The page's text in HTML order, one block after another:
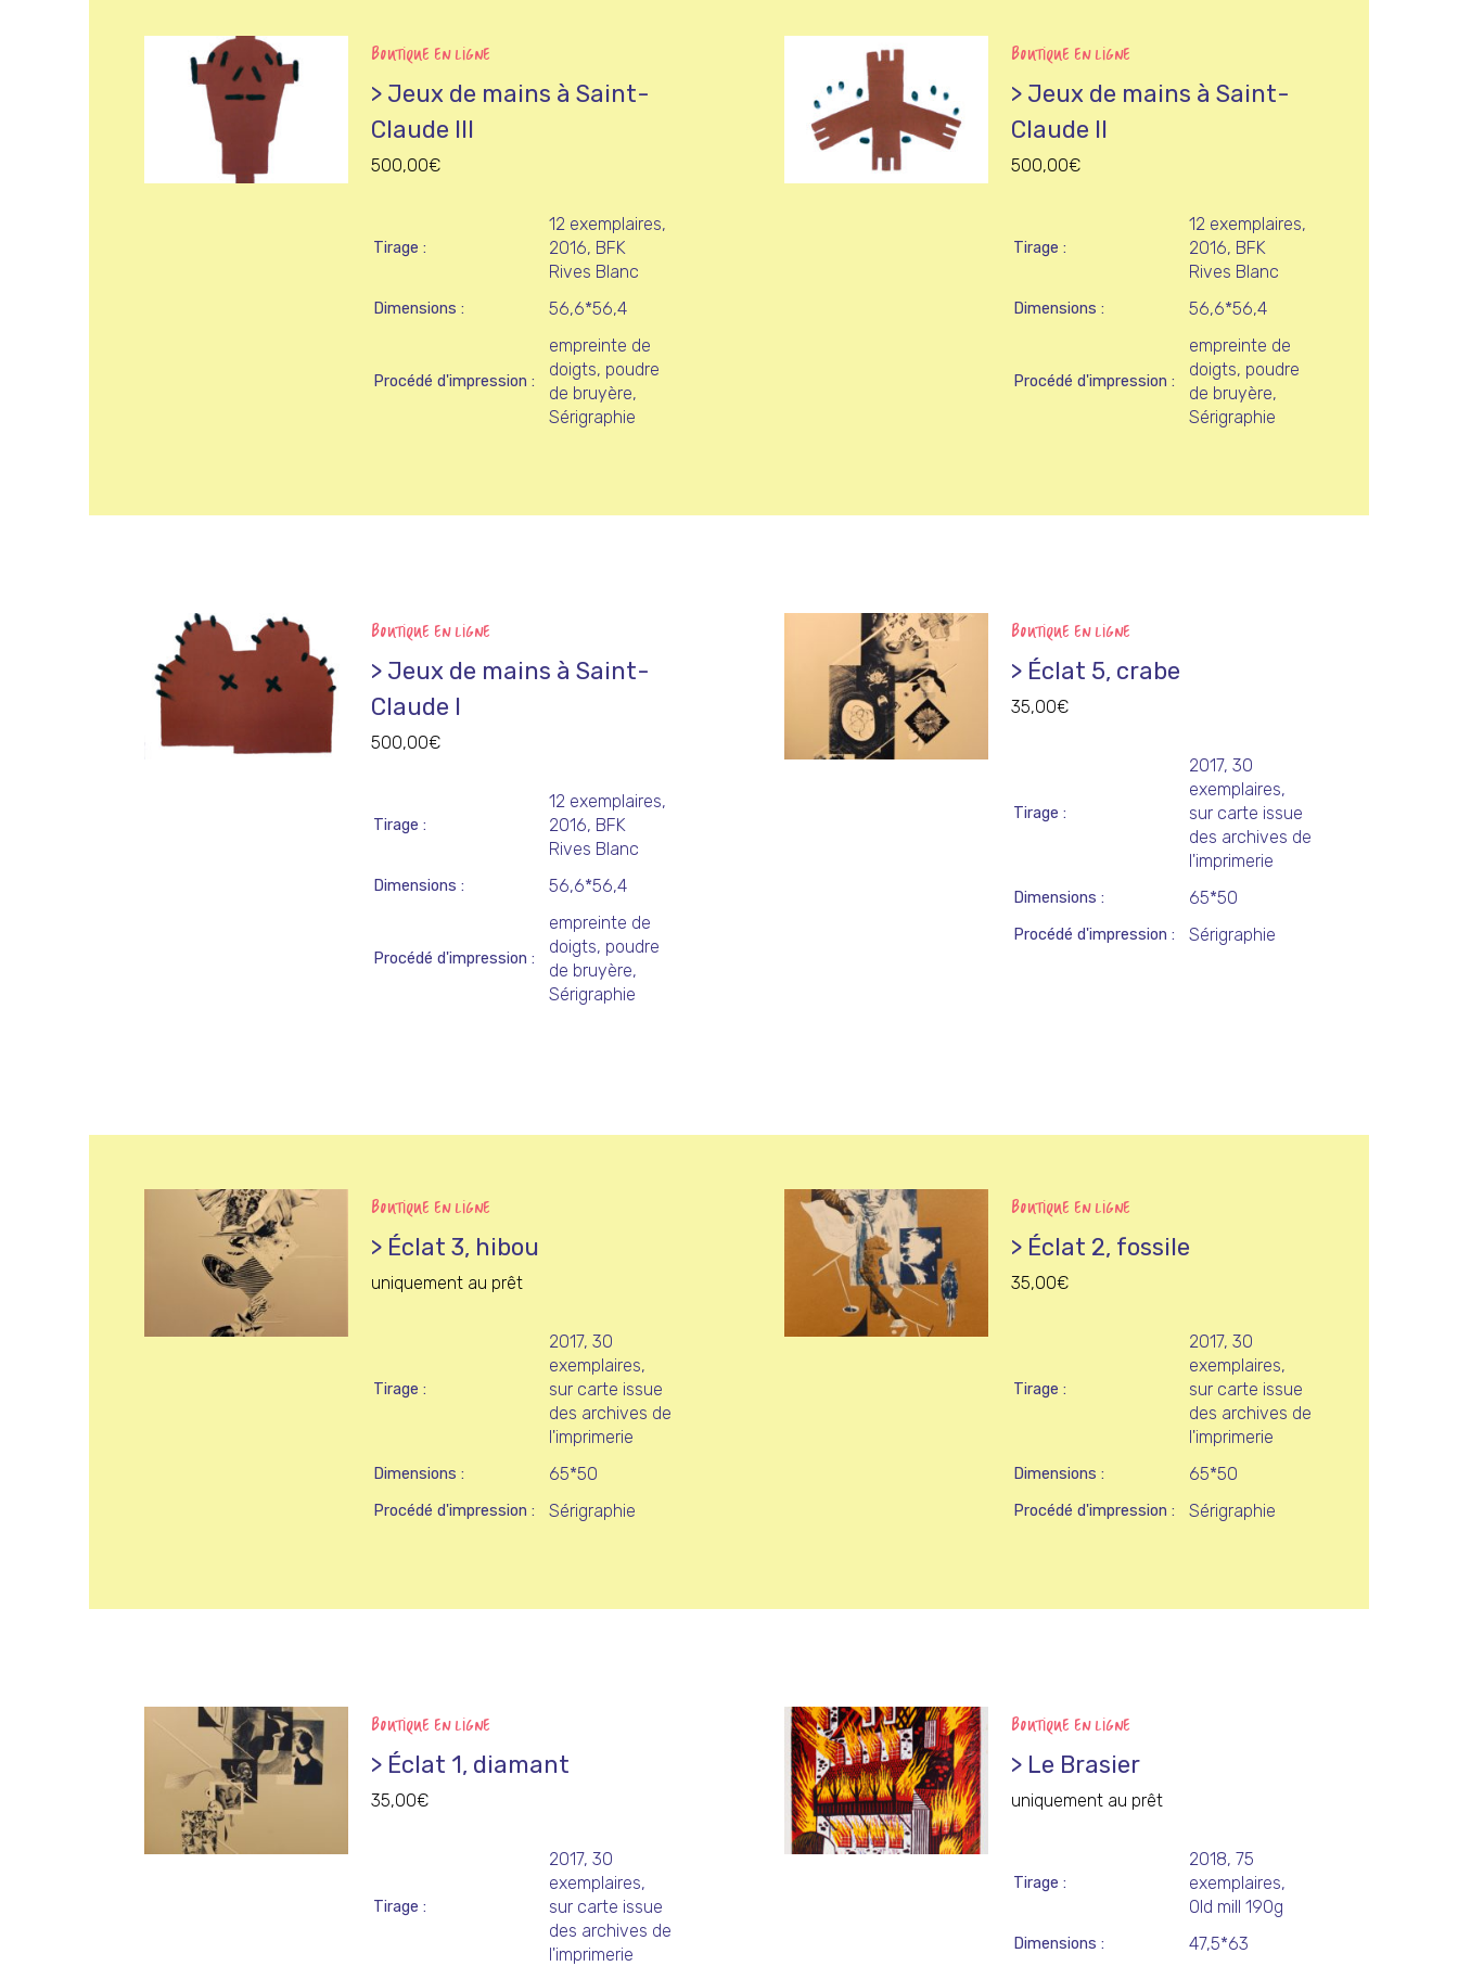
BOUTIQUE EN LIGNE
> Jeux de mains à Saint-
Claude III
500,00€
Tirage
12 exemplaires,
2016, BFK
Rives Blanc
Dimensions 56,6*56,4
Procédé d'impression
empreinte de
doigts, poudre
de bruyère,
Sérigraphie
BOUTIQUE EN LIGNE
> Jeux de mains à Saint-
Claude II
500,00€
Tirage
12 exemplaires,
2016, BFK
Rives Blanc
Dimensions 56,6*56,4
Procédé d'impression
empreinte de
doigts, poudre
de bruyère,
Sérigraphie
BOUTIQUE EN LIGNE
> Jeux de mains à Saint-
Claude I
500,00€
Tirage
12 exemplaires,
2016, BFK
Rives Blanc
Dimensions 56,6*56,4
Procédé d'impression
empreinte de
doigts, poudre
de bruyère,
Sérigraphie
BOUTIQUE EN LIGNE
> Éclat 5, crabe
35,00€
Tirage
2017, 30
exemplaires,
sur carte issue
des archives de
l'imprimerie
Dimensions 65*50
Procédé d'impression Sérigraphie
BOUTIQUE EN LIGNE
> Éclat 3, hibou
uniquement au prêt
Tirage
2017, 30
exemplaires,
sur carte issue
des archives de
l'imprimerie
Dimensions 65*50
Procédé d'impression Sérigraphie
BOUTIQUE EN LIGNE
> Éclat 2, fossile
35,00€
Tirage
2017, 30
exemplaires,
sur carte issue
des archives de
l'imprimerie
Dimensions 65*50
Procédé d'impression Sérigraphie
BOUTIQUE EN LIGNE
> Éclat 1, diamant
35,00€
Tirage
2017, 30
exemplaires,
sur carte issue
des archives de
l'imprimerie
BOUTIQUE EN LIGNE
> Le Brasier
uniquement au prêt
Tirage
2018, 75
exemplaires,
Old mill 190g
Dimensions 47,5*63